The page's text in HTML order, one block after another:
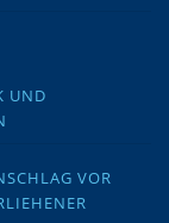
UND
VOR